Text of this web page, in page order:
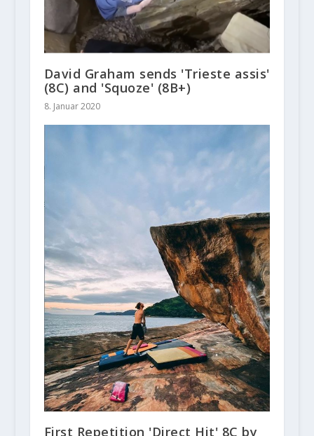
David Graham sends 'Trieste assis'
(8C) and 'Squoze' (8B+)
8. Januar 2020
First Repetition 'Direct Hit' 8C by